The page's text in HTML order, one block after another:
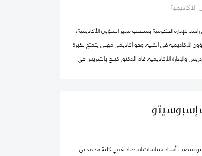
الأكاديمية
للإدارة الحكومية بمنصب مدير الشؤون الأكاديمية،
الأكاديمية في الكلية. وهو أكاديمي مهني يتمتع بخبرة
والإدارة الأكاديمية. قام الدكتور كينج بالتدريس في
مؤخرًا.
إسبوسيتو
منصب أستاذ سياسات اقتصادية في كلية محمد بن